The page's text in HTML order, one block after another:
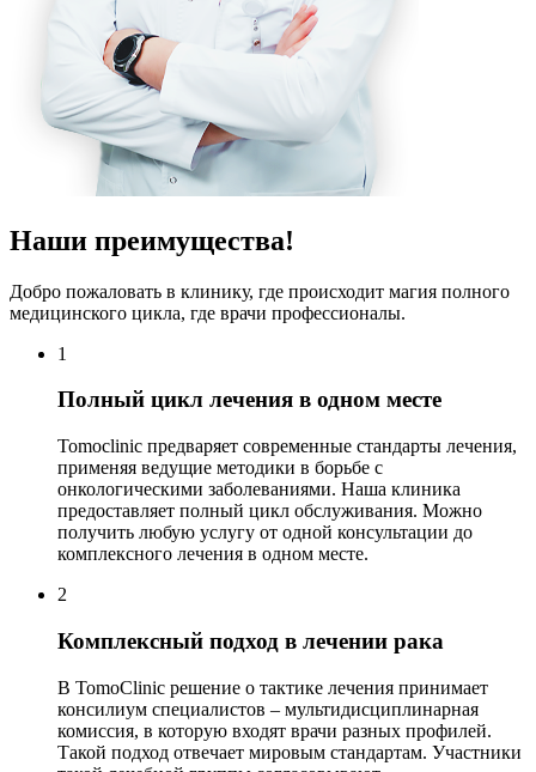
Наши преимущества!
Добро пожаловать в клинику, где происходит магия полного
медицинского цикла, где врачи профессионалы.
1
Полный цикл лечения в одном месте
Tomoclinic предваряет современные стандарты лечения,
применяя ведущие методики в борьбе с
онкологическими заболеваниями. Наша клиника
предоставляет полный цикл обслуживания. Можно
получить любую услугу от одной консультации до
комплексного лечения в одном месте.
2
Комплексный подход в лечении рака
В TomoClinic решение о тактике лечения принимает
консилиум специалистов – мультидисциплинарная
комиссия, в которую входят врачи разных профилей.
Такой подход отвечает мировым стандартам. Участники